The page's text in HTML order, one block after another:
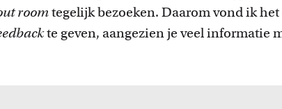
roomtegelijk bezoeken. Daarom vond ik
te geven, aangezien je veel informatie